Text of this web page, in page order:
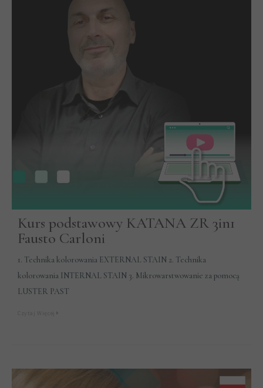
Kurs podstawowy KATANA ZR 3in1
Fausto Carloni
1. Technika kolorowania EXTERNAL STAIN 2. Technika
kolorowania INTERNAL STAIN 3. Mikrowarstwowanie za pomocą
LUSTER PAST